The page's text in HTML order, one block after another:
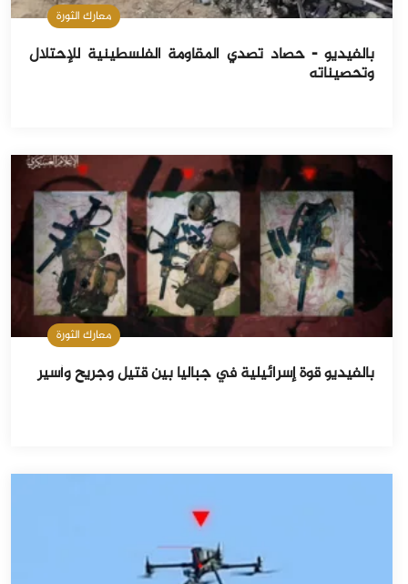
معارك الثورة
بالفيديو - حصاد تصدي المقاومة الفلسطينية للإحتلال
وتحصيناته
معارك الثورة
بالفيديو قوة إسرائيلية في جباليا بين قتيل وجريح وأسير